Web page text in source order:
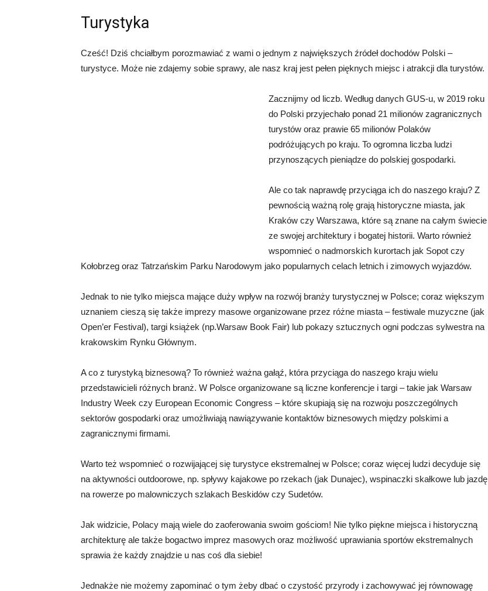
Turystyka
Cześć! Dziś chciałbym porozmawiać z wami o jednym z największych źródeł dochodów Polski –
turystyce. Może nie zdajemy sobie sprawy, ale nasz kraj jest pełen pięknych miejsc i atrakcji dla turystów.
Zacznijmy od liczb. Według danych GUS-u, w 2019 roku
do Polski przyjechało ponad 21 milionów zagranicznych
turystów oraz prawie 65 milionów Polaków
podróżujących po kraju. To ogromna liczba ludzi
przynoszących pieniądze do polskiej gospodarki.
Ale co tak naprawdę przyciąga ich do naszego kraju? Z
pewnością ważną rolę grają historyczne miasta, jak
Kraków czy Warszawa, które są znane na całym świecie
ze swojej architektury i bogatej historii. Warto również
wspomnieć o nadmorskich kurortach jak Sopot czy
Kołobrzeg oraz Tatrzańskim Parku Narodowym jako popularnych celach letnich i zimowych wyjazdów.
Jednak to nie tylko miejsca mające duży wpływ na rozwój branży turystycznej w Polsce; coraz większym
uznaniem cieszą się także imprezy masowe organizowane przez różne miasta – festiwale muzyczne (jak
Open’er Festival), targi książek (np.Warsaw Book Fair) lub pokazy sztucznych ogni podczas sylwestra na
krakowskim Rynku Głównym.
A co z turystyką biznesową? To również ważna gałąź, która przyciąga do naszego kraju wielu
przedstawicieli różnych branż. W Polsce organizowane są liczne konferencje i targi – takie jak Warsaw
Industry Week czy European Economic Congress – które skupiają się na rozwoju poszczególnych
sektorów gospodarki oraz umożliwiają nawiązywanie kontaktów biznesowych między polskimi a
zagranicznymi firmami.
Warto też wspomnieć o rozwijającej się turystyce ekstremalnej w Polsce; coraz więcej ludzi decyduje się
na aktywności outdoorowe, np. spływy kajakowe po rzekach (jak Dunajec), wspinaczki skałkowe lub jazdę
na rowerze po malowniczych szlakach Beskidów czy Sudetów.
Jak widzicie, Polacy mają wiele do zaoferowania swoim gościom! Nie tylko piękne miejsca i historyczną
architekturę ale także bogactwo imprez masowych oraz możliwość uprawiania sportów ekstremalnych
sprawia że każdy znajdzie u nas coś dla siebie!
Jednakże nie możemy zapominać o tym żeby dbać o czystość przyrody i zachowywać jej równowagę